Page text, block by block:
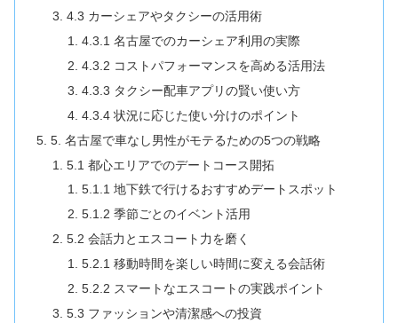
4.3 カーシェアやタクシーの活用術
4.3.1 名古屋でのカーシェア利用の実際
4.3.2 コストパフォーマンスを高める活用法
4.3.3 タクシー配車アプリの賢い使い方
4.3.4 状況に応じた使い分けのポイント
5. 名古屋で車なし男性がモテるための5つの戦略
5.1 都心エリアでのデートコース開拓
5.1.1 地下鉄で行けるおすすめデートスポット
5.1.2 季節ごとのイベント活用
5.2 会話力とエスコート力を磨く
5.2.1 移動時間を楽しい時間に変える会話術
5.2.2 スマートなエスコートの実践ポイント
5.3 ファッションや清潔感への投資